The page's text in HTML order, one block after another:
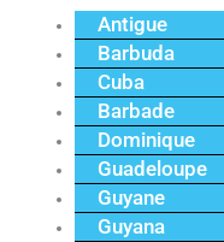
Antigue
Barbuda
Cuba
Barbade
Dominique
Guadeloupe
Guyane
Guyana